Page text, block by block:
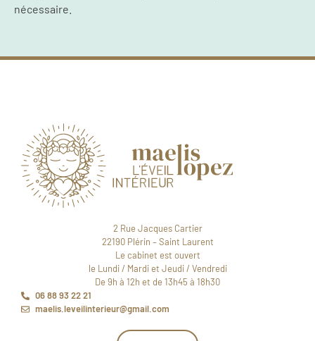
nécessaire.
2 Rue Jacques Cartier
22190 Plérin – Saint Laurent
Le cabinet est ouvert
le Lundi / Mardi et Jeudi / Vendredi
De 9h à 12h et de 13h45 à 18h30
06 88 93 22 21
maelis.leveilinterieur@gmail.com